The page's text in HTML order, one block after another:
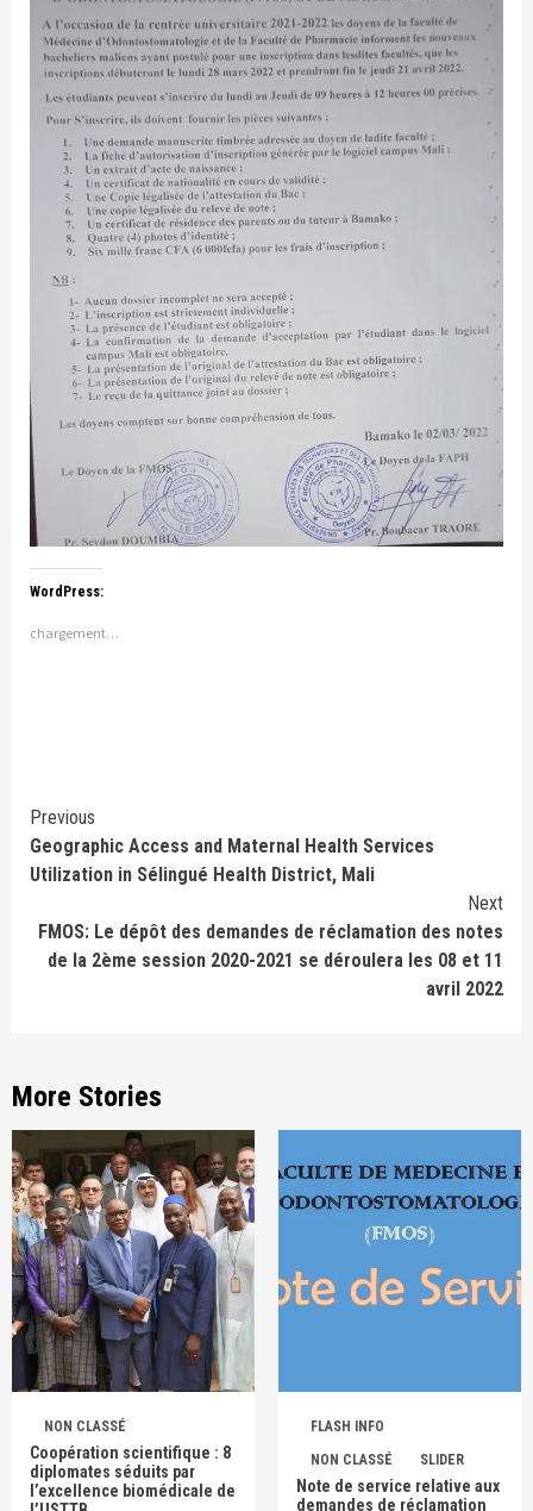
WordPress:
chargement…
Continue
Reading
Previous
Geographic Access and Maternal Health Services
Utilization in Sélingué Health District, Mali
Next
FMOS: Le dépôt des demandes de réclamation des notes
de la 2ème session 2020-2021 se déroulera les 08 et 11
avril 2022
More Stories
NON CLASSÉ
Coopération scientifique : 8
diplomates séduits par
l’excellence biomédicale de
FLASH INFO
NON CLASSÉ
SLIDER
Note de service relative aux
demandes de réclamation